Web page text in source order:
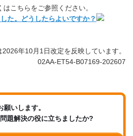
こちらをご参照ください。
た。どうしたらよいですか？
年10月1日改定を反映しています。
02AA-ET54-B07169-202607
いします。
題解決の役に立ちましたか?